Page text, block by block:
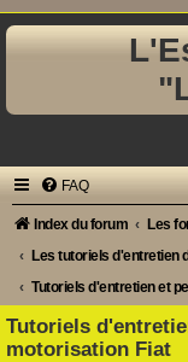
FAQ
Index du forum
Les
Les tutoriels d'entretien
Tutoriels d'entretien et
Tutoriels
motorisation Fiat